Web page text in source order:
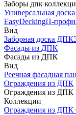
Заборы дпк
Универсальная
EasyDeckingП-
Вид
Заборная доска ДПК
Фасады из ДПК
Фасады из ДПК
Вид
Реечная фасадная
Ограждения из ДПК
Ограждения из ДПК
Коллекции
Ограждения из ДПК